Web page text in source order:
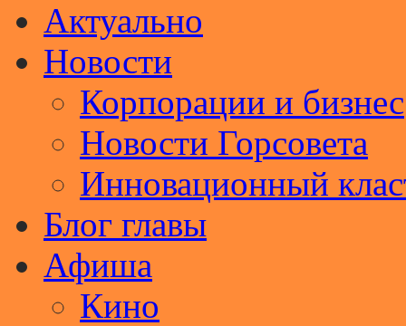
Актуально
Новости
Корпорации и бизнес
Новости Горсовета
Инновационный
Блог главы
Афиша
Кино